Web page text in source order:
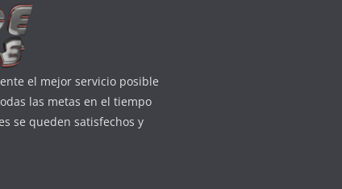
el mejor servicio posible
las metas en el tiempo
se queden satisfechos y